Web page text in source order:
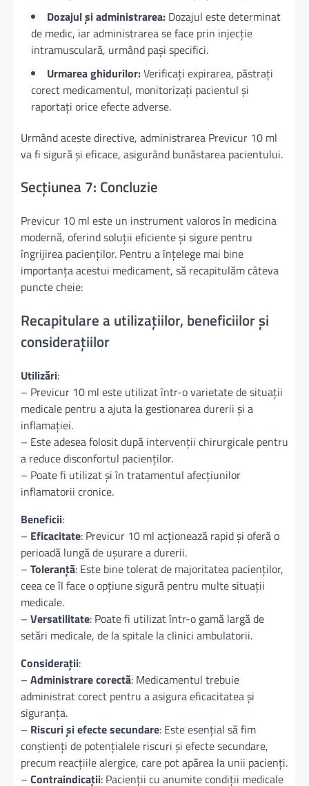
Dozajul și administrarea: Dozajul este determinat
de medic, iar administrarea se face prin injecție
intramusculară, urmând pași specifici.
Urmarea ghidurilor:Verificați expirarea, păstrați
corect medicamentul, monitorizați pacientul și
raportați orice efecte adverse.
Urmând aceste directive, administrarea Previcur 10 ml
va fi sigură și eficace, asigurând bunăstarea pacientului.
Secțiunea 7: Concluzie
Previcur 10 ml este un instrument valoros în medicina
modernă, oferind soluții eficiente și sigure pentru
îngrijirea pacienților. Pentru a înțelege mai bine
importanța acestui medicament, să recapitulăm câteva
puncte cheie:
Recapitulare a utilizațiilor, beneficiilor și
considerațiilor
Utilizări:
– Previcur 10 ml este utilizat într-o varietate de situații
medicale pentru a ajuta la gestionarea durerii și a
inflamației.
– Este adesea folosit după intervenții chirurgicale pentru
a reduce disconfortul pacienților.
– Poate fi utilizat și în tratamentul afecțiunilor
inflamatorii cronice.
Beneficii:
– Eficacitate: Previcur 10 ml acționează rapid și oferă o
perioadă lungă de ușurare a durerii.
– Toleranță: Este bine tolerat de majoritatea pacienților,
ceea ce îl face o opțiune sigură pentru multe situații
medicale.
– Versatilitate: Poate fi utilizat într-o gamă largă de
setări medicale, de la spitale la clinici ambulatorii.
Considerații:
– Administrare corectă: Medicamentul trebuie
administrat corect pentru a asigura eficacitatea și
siguranța.
– Riscuri și efecte secundare: Este esențial să fim
conștienți de potențialele riscuri și efecte secundare,
precum reacțiile alergice, care pot apărea la unii pacienți.
– Contraindicații: Pacienții cu anumite condiții medicale